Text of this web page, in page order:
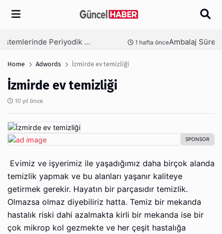
Arama
Ambalaj Süreçlerinde Yeni Nesil Verimliliği Olimpack ile Yakalayın 3 hafta önce
Home Adwords İzmirde ev temizliği
İzmirde ev temizliği
10 yıl önce
Evimiz ve işyerimiz ile yaşadığımız daha birçok alanda
temizlik yapmak ve bu alanları yaşanır kaliteye
getirmek gerekir. Hayatın bir parçasıdır temizlik.
Olmazsa olmaz diyebiliriz hatta. Temiz bir mekanda
hastalık riski dahi azalmakta kirli bir mekanda ise bir
çok mikrop kol gezmekte ve her çeşit hastalığa